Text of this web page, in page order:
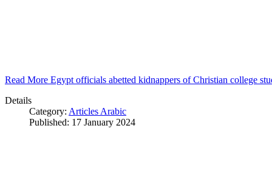
Read More Egypt officials abetted kidnappers of Christian college
Details
Category: Articles Arabic
Published: 17 January 2024